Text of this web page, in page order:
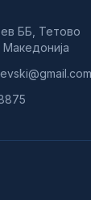
ББ, Тетово